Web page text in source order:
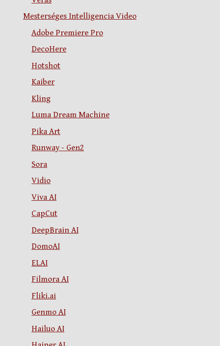
Mesterséges Intelligencia Video
Adobe Premiere Pro
DecoHere
Hotshot
Kaiber
Kling
Luma Dream Machine
Pika Art
Runway - Gen2
Sora
Vidio
Viva AI
CapCut
DeepBrain AI
DomoAI
ELAI
Filmora AI
Fliki.ai
Genmo AI
Hailuo AI